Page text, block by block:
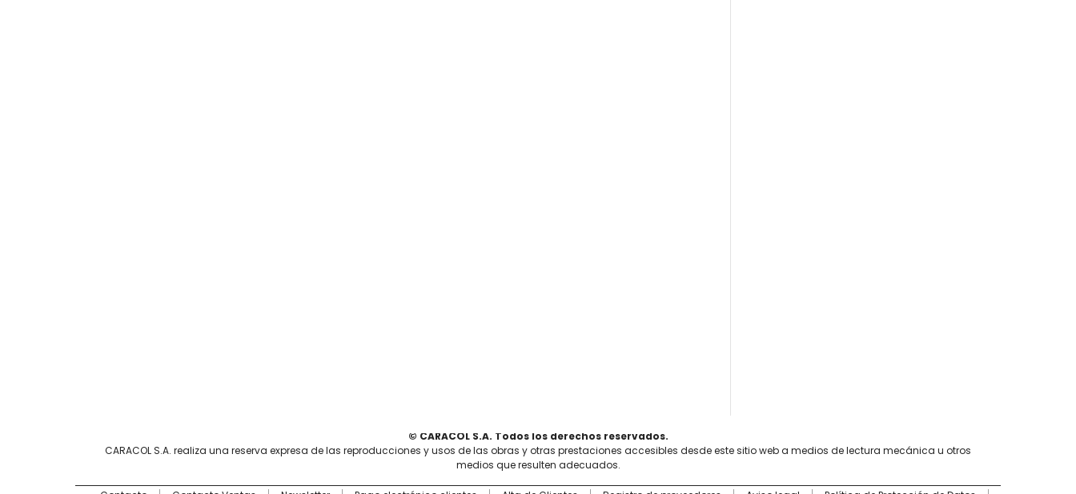
© CARACOL S.A. Todos los derechos reservados.
CARACOL S.A. realiza una reserva expresa de las reproducciones y usos de las obras y otras prestaciones accesibles desde este sitio web a medios de lectura mecánica u otros
medios que resulten adecuados.